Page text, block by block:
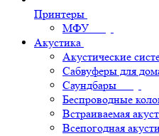
Принтеры
МФУ
Акустика
Акустические
Сабвуферы для
Саундбары
Беспроводные
Встраиваемая
Всепогодная